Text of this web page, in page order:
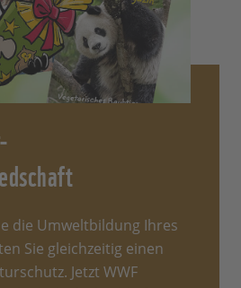
die Umweltbildung Ihres
Sie gleichzeitig einen
Jetzt WWF